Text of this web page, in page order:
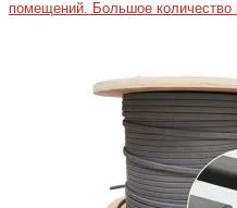
помещений. Большое количество